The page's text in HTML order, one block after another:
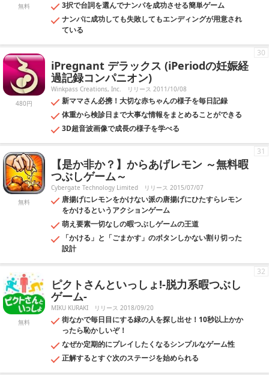
無料
3択で台詞を選んでナンパを成功させる簡単ゲーム
ナンパに成功しても失敗してもエンディングが用意され
ている
480円
iPregnant デラックス (iPeriodの妊娠経
過記録コンパニオン)
Winkpass Creations, Inc. リリース 2011/10/08
新ママさん必携！大切な赤ちゃんの様子を毎日記録
体重から検診日まで大事な情報をまとめることができる
3D超音波画像で成長の様子を学べる
30
無料
【是か非か？】からあげレモン ～無料暇
つぶしゲーム～
Cybergate Technology Limited リリース 2015/07/07
唐揚げにレモンをかけない派の唐揚げにひたすらレモン
をかけるというアクションゲーム
萌え要素一切なしの暇つぶしゲームの王道
「かける」と「ごまかす」のボタンしかない割り切った
設計
31
無料
ピクトさんといっしょ!-脱力系暇つぶし
ゲーム-
MIKU KURAKI リリース 2018/09/20
街なかで毎日目にする緑の人を探し出せ！10秒以上かか
ったら恥かしいぞ！
なぜか定期的にプレイしたくなるシンプルなゲーム性
正解するとすぐ次のステージを始められる
32